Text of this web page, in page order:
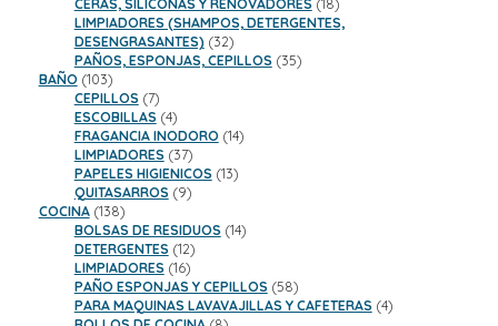
CERAS, SILICONAS Y RENOVADORES 18
productos
LIMPIADORES (SHAMPOS, DETERGENTES,
DESENGRASANTES) 3232
productos
PAÑOS, ESPONJAS, CEPILLOS 3535
BAÑO 103103
productos
CEPILLOS 77
productos
ESCOBILLAS 44
productos
FRAGANCIA INODORO 1414
LIMPIADORES 3737
productos
PAPELES HIGIENICOS 1313
QUITASARROS 99
COCINA 138138
productos
BOLSAS DE RESIDUOS 1414
DETERGENTES 1212
productos
LIMPIADORES 1616
productos
PAÑO ESPONJAS Y CEPILLOS 5858
productos
PARA MAQUINAS LAVAVAJILLAS Y CAFETERAS 44